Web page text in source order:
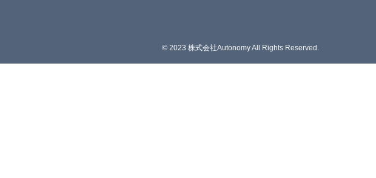
©2023 株式会社Autonomy All Rights Reserved.